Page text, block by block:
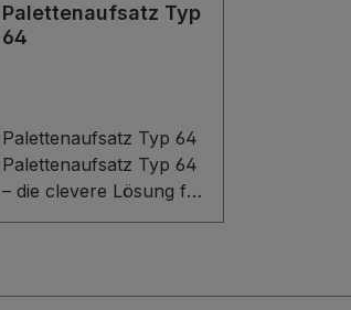
Palettenaufsatz Typ
64
Palettenaufsatz Typ 64
Palettenaufsatz Typ 64
– die clevere Lösung für
sichere, flexible
aus Stahl passt auf